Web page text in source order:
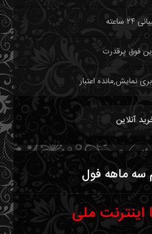
۲۴ ساعته
فوق پرقدرت
نمایش,مانده اعتبار
آنلاین
سه ماهه فول
ملی